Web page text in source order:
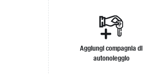
Aggiungi compagnia di
autonoleggio